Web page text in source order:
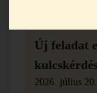
Új feladat
2026. július 20.